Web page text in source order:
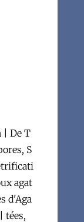
| De T
S
agat
d'Aga
tées,